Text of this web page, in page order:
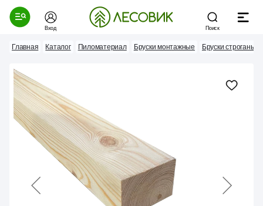
Вход Поиск
Главная Каталог Пиломатериал Бруски монтажные Бруски